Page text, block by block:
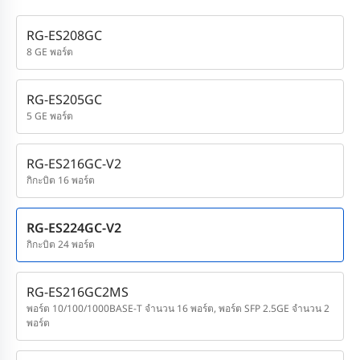
RG-ES208GC
8 GE พอร์ต
RG-ES205GC
5 GE พอร์ต
RG-ES216GC-V2
กิกะบิต 16 พอร์ต
RG-ES224GC-V2
กิกะบิต 24 พอร์ต
RG-ES216GC2MS
พอร์ต 10/100/1000BASE-T จำนวน 16 พอร์ต, พอร์ต SFP 2.5GE จำนวน 2
พอร์ต